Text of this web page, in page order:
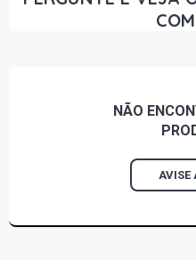
LK1313 STD CAMINHAO
LK1516 STD CAMINHAO
LK2013 STD CAMINHAO
NÃO
AVISE